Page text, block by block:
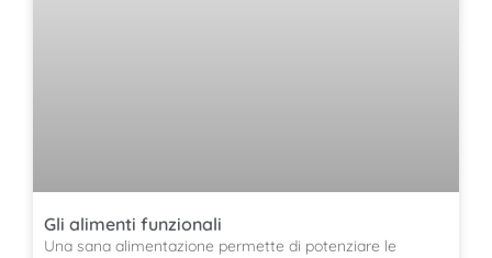
Gli alimenti funzionali
Una sana alimentazione permette di potenziare le